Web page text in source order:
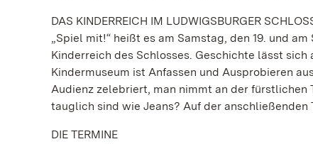
DAS KINDERREICH IM LUDWIGSBURGER
„Spiel mit!“ heißt es am Samstag, den 19. und
Kinderreich des Schlosses. Geschichte lässt
Kindermuseum ist Anfassen und Ausprobieren
Audienz zelebriert, man nimmt an der
tauglich sind wie Jeans? Auf der
DIE TERMINE